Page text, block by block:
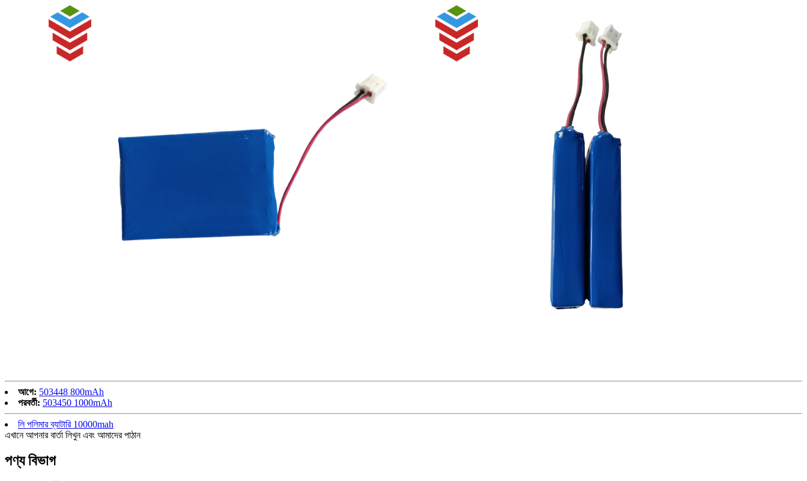
আগে: 503448 800mAh
পরবর্তী: 503450 1000mAh
লি পলিমার ব্যাটারি 10000mah
এখানে আপনার বার্তা লিখুন এবং আমাদের পাঠান
পণ্য বিভাগ